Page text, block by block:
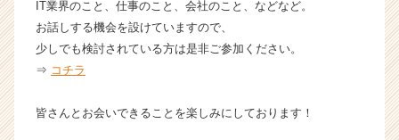
IT業界のこと、仕事のこと、会社のこと、などなど。
お話しする機会を設けていますので、
少しでも検討されている方は是非ご参加ください。
⇒ コチラ
皆さんとお会いできることを楽しみにしております！